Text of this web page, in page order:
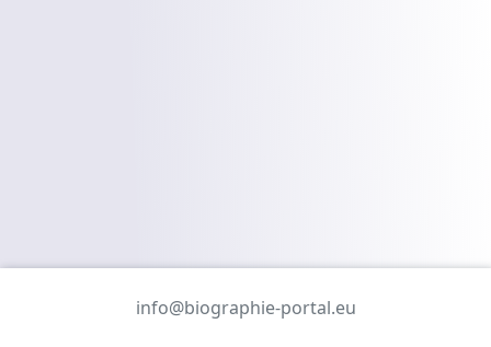
info@biographie-portal.eu